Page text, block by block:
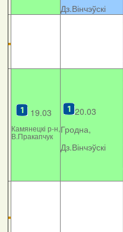
Дз.Вінчэўскі
19.03
Камянецкі р-н,
В.Пракапчук
20.03
Гродна,
Дз.Вінчэўскі